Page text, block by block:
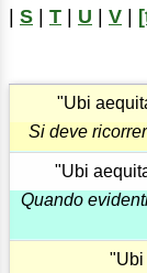
| S | T | U | V |
"Ubi
Si deve
"Ubi
Quando
"Ubi